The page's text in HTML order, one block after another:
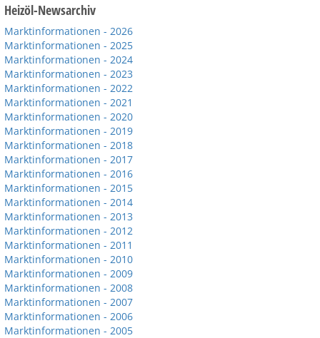
Heizöl-Newsarchiv
Marktinformationen - 2026
Marktinformationen - 2025
Marktinformationen - 2024
Marktinformationen - 2023
Marktinformationen - 2022
Marktinformationen - 2021
Marktinformationen - 2020
Marktinformationen - 2019
Marktinformationen - 2018
Marktinformationen - 2017
Marktinformationen - 2016
Marktinformationen - 2015
Marktinformationen - 2014
Marktinformationen - 2013
Marktinformationen - 2012
Marktinformationen - 2011
Marktinformationen - 2010
Marktinformationen - 2009
Marktinformationen - 2008
Marktinformationen - 2007
Marktinformationen - 2006
Marktinformationen - 2005